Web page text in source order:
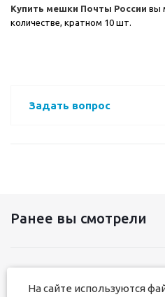
Купить мешки Почты России вы
количестве, кратном 10 шт.
Задать вопрос
Ранее вы смотрели
+7 831
На сайте используются